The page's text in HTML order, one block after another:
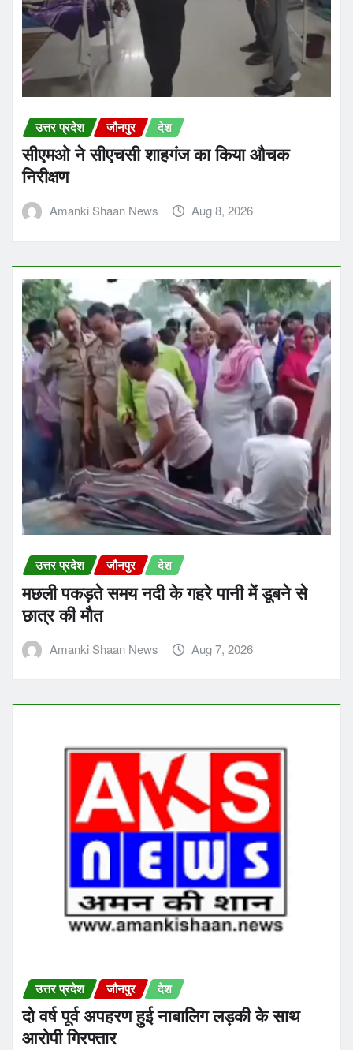
उत्तर प्रदेश जौनपुर देश
सीएमओ ने सीएचसी शाहगंज का किया औचक
निरीक्षण
Amanki Shaan News Aug 8, 2026
उत्तर प्रदेश जौनपुर देश
मछली पकड़ते समय नदी के गहरे पानी में डूबने से
छात्र की मौत
Amanki Shaan News Aug 7, 2026
उत्तर प्रदेश जौनपुर देश
दो वर्ष पूर्व अपहरण हुई नाबालिग लड़की के साथ
आरोपी गिरफ्तार